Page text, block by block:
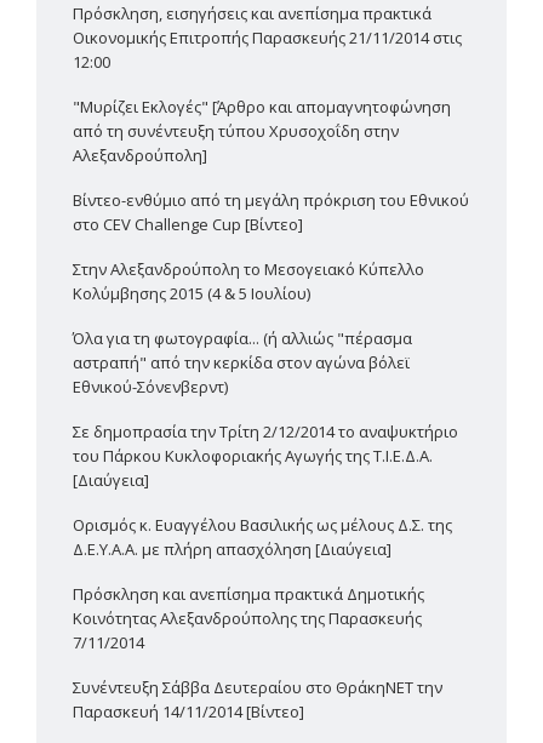
Πρόσκληση, εισηγήσεις και ανεπίσημα πρακτικά
Οικονομικής Επιτροπής Παρασκευής 21/11/2014 στις
12:00
"Μυρίζει Εκλογές" [Άρθρο και απομαγνητοφώνηση
από τη συνέντευξη τύπου Χρυσοχοΐδη στην
Αλεξανδρούπολη]
Βίντεο-ενθύμιο από τη μεγάλη πρόκριση του Εθνικού
στο CEV Challenge Cup [Βίντεο]
Στην Αλεξανδρούπολη το Μεσογειακό Κύπελλο
Κολύμβησης 2015 (4 & 5 Ιουλίου)
Όλα για τη φωτογραφία... (ή αλλιώς "πέρασμα
αστραπή" από την κερκίδα στον αγώνα βόλεϊ
Εθνικού-Σόνενβερντ)
Σε δημοπρασία την Τρίτη 2/12/2014 το αναψυκτήριο
του Πάρκου Κυκλοφοριακής Αγωγής της Τ.Ι.Ε.Δ.Α.
[Διαύγεια]
Ορισμός κ. Ευαγγέλου Βασιλικής ως μέλους Δ.Σ. της
Δ.Ε.Υ.Α.Α. με πλήρη απασχόληση [Διαύγεια]
Πρόσκληση και ανεπίσημα πρακτικά Δημοτικής
Κοινότητας Αλεξανδρούπολης της Παρασκευής
7/11/2014
Συνέντευξη Σάββα Δευτεραίου στο ΘράκηΝΕΤ την
Παρασκευή 14/11/2014 [Βίντεο]